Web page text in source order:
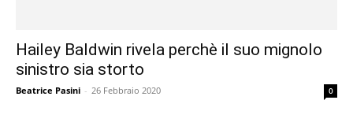
Hailey Baldwin rivela perchè il suo mignolo
sinistro sia storto
Beatrice Pasini - 26 Febbraio 2020 0